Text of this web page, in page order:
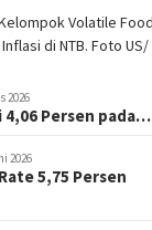
2026
4,06 Persen pada…
2026
5,75 Persen